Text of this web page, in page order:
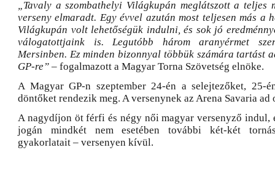
„Tavaly a szombathelyi Világkupán meglátszott a teljes
verseny elmaradt. Egy évvel azután most teljesen más a
Világkupán volt lehetőségük indulni, és sok jó
válogatottjaink is. Legutóbb három aranyérmet
Mersinben. Ez minden bizonnyal többük számára tartást
GP-re” – fogalmazott a Magyar Torna Szövetség elnöke.
A Magyar GP-n szeptember 24-én a selejtezőket, 25-
döntőket rendezik meg. A versenynek az Arena Savaria ad
A nagydíjon öt férfi és négy női magyar versenyző indul,
jogán mindkét nem esetében további két-két
gyakorlatait – versenyen kívül.